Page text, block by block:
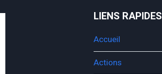
LIENS RAPIDES
Accueil
Actions